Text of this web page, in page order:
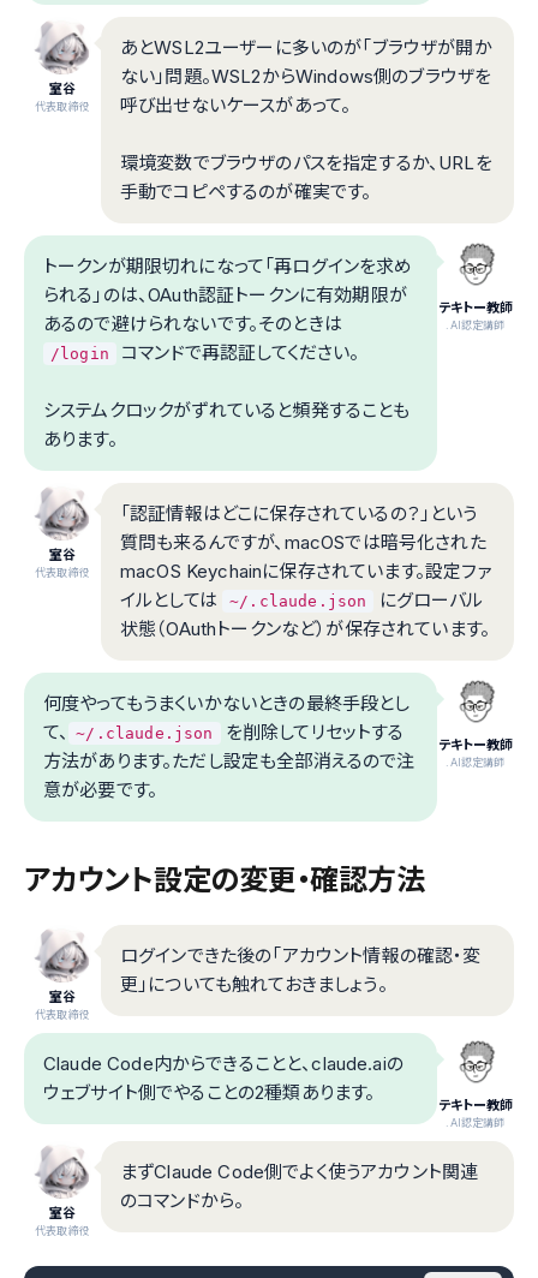
室谷
代表取締役
あとWSL2ユーザーに多いのが「ブラウザが開か
ない」問題。WSL2からWindows側のブラウザを
呼び出せないケースがあって。
環境変数でブラウザのパスを指定するか、URLを
手動でコピペするのが確実です。
テキトー教師
.AI認定講師
トークンが期限切れになって「再ログインを求め
られる」のは、OAuth認証トークンに有効期限が
あるので避けられないです。そのときは
/login コマンドで再認証してください。
システムクロックがずれていると頻発することも
あります。
室谷
代表取締役
「認証情報はどこに保存されているの？」という
質問も来るんですが、macOSでは暗号化された
macOS Keychainに保存されています。設定ファ
イルとしては
~/.claude.json
にグローバル
状態（OAuthトークンなど）が保存されています。
テキトー教師
.AI認定講師
何度やってもうまくいかないときの最終手段とし
て、
~/.claude.json
を削除してリセットする
方法があります。ただし設定も全部消えるので注
意が必要です。
アカウント設定の変更・確認方法
室谷
代表取締役
ログインできた後の「アカウント情報の確認・変
更」についても触れておきましょう。
テキトー教師
.AI認定講師
Claude Code内からできることと、claude.aiの
ウェブサイト側でやることの2種類あります。
室谷
代表取締役
まずClaude Code側でよく使うアカウント関連
のコマンドから。